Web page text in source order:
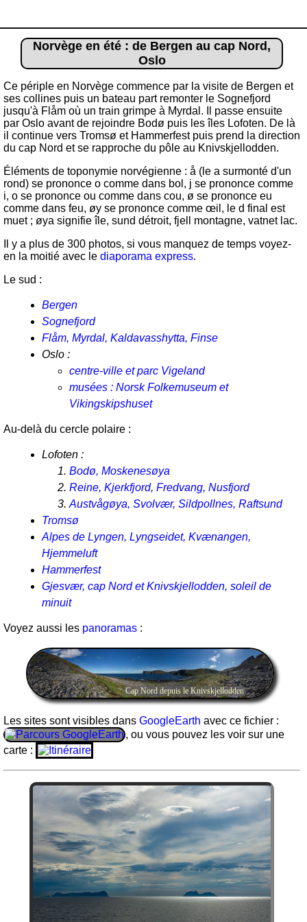
Norvège en été : de Bergen au cap Nord,
Oslo
Ce périple en Norvège commence par la visite de Bergen et
ses collines puis un bateau part remonter le Sognefjord
jusqu'à Flåm où un train grimpe à Myrdal. Il passe ensuite
par Oslo avant de rejoindre Bodø puis les îles Lofoten. De là
il continue vers Tromsø et Hammerfest puis prend la direction
du cap Nord et se rapproche du pôle au Knivskjellodden.
Éléments de toponymie norvégienne : å (le a surmonté d'un
rond) se prononce o comme dans bol, j se prononce comme
i, o se prononce ou comme dans cou, ø se prononce eu
comme dans feu, øy se prononce comme œil, le d final est
muet ; øya signifie île, sund détroit, fjell montagne, vatnet lac.
Il y a plus de 300 photos, si vous manquez de temps voyez-
en la moitié avec le diaporama express.
Le sud :
Bergen
Sognefjord
Flåm, Myrdal, Kaldavasshytta, Finse
Oslo :
centre-ville et parc Vigeland
musées : Norsk Folkemuseum et
Vikingskipshuset
Au-delà du cercle polaire :
Lofoten :
Bodø, Moskenesøya
Reine, Kjerkfjord, Fredvang, Nusfjord
Austvågøya, Svolvær, Sildpollnes, Raftsund
Tromsø
Alpes de Lyngen, Lyngseidet, Kvænangen,
Hjemmeluft
Hammerfest
Gjesvær, cap Nord et Knivskjellodden, soleil de
minuit
Voyez aussi les panoramas :
Cap Nord depuis le Knivskjellodden
Les sites sont visibles dans GoogleEarth avec ce fichier :
, ou vous pouvez les voir sur une
carte :